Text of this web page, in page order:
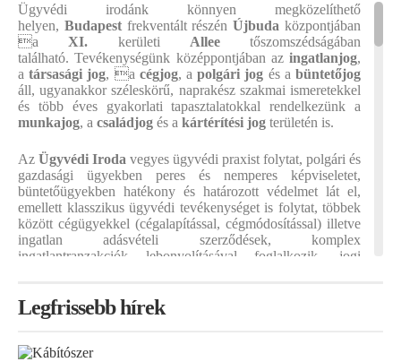
Ügyvédi irodánk könnyen megközelíthető
helyen, Budapestfrekventált részénÚjbuda központjában
aXI. kerületi Alleetőszomszédságában
található. Tevékenységünk középpontjában az ingatlanjog,
atársasági jog, a cégjog, apolgári jog és abüntetőjog
áll, ugyanakkor széleskörű, naprakész szakmai ismeretekkel
és több éves gyakorlati tapasztalatokkal rendelkezünk a
munkajog, a családjog és a kártérítési jog területén is.
Az Ügyvédi Iroda vegyes ügyvédi praxist folytat, polgári és
gazdasági ügyekben peres és nemperes képviseletet,
büntetőügyekben hatékony és határozott védelmet lát el,
emellett klasszikus ügyvédi tevékenységet is folytat, többek
között cégügyekkel (cégalapítással, cégmódosítással) illetve
ingatlan adásvételi szerződések, komplex
ingatlantranzakciók lebonyolításával foglalkozik, jogi
mellett ügyfeleink legnagyobb megelégedettségére.
társasházak,
Legfrissebb hírek